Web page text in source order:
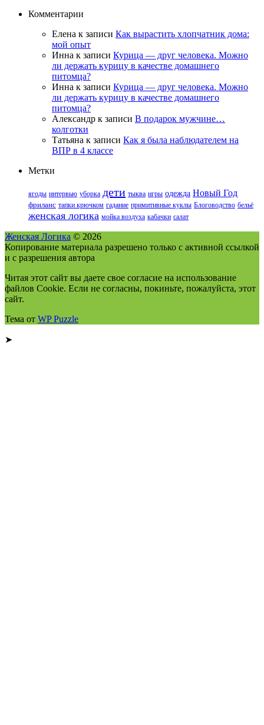
Комментарии
Елена к записи Как вырастить хлопчатник дома:
мой опыт
Инна к записи Курица — друг человека. Можно
ли держать курицу в качестве домашнего
питомца?
Инна к записи Курица — друг человека. Можно
ли держать курицу в качестве домашнего
питомца?
Александр к записи В подарок мужчине…
колготки
Татьяна к записи Как я была наблюдателем на
ВПР в 4 классе
Метки
ягоды интервью уборка дети тыква игры одежда Новый Год
фриланс тапки крючком гадание примитивные куклы Блоговодство бельё
женская логика мойка воздуха кабачки салат
Женская Логика © 2026
Копирование материала разрешено только с активной ссылкой
и с разрешения автора
Читая этот сайт вы даете свое согласие на использование
файлов Cookie. Если не согласны, покиньте, пожалуйста, этот
сайт.
Тема от WP Puzzle
➤